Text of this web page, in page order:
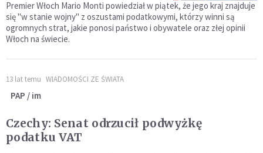
Premier Włoch Mario Monti powiedział w piątek, że jego kraj znajduje
się "w stanie wojny" z oszustami podatkowymi, którzy winni są
ogromnych strat, jakie ponosi państwo i obywatele oraz złej opinii
Włoch na świecie.
13 lat temu WIADOMOŚCI ZE ŚWIATA
PAP / im
Czechy: Senat odrzucił podwyżkę
podatku VAT